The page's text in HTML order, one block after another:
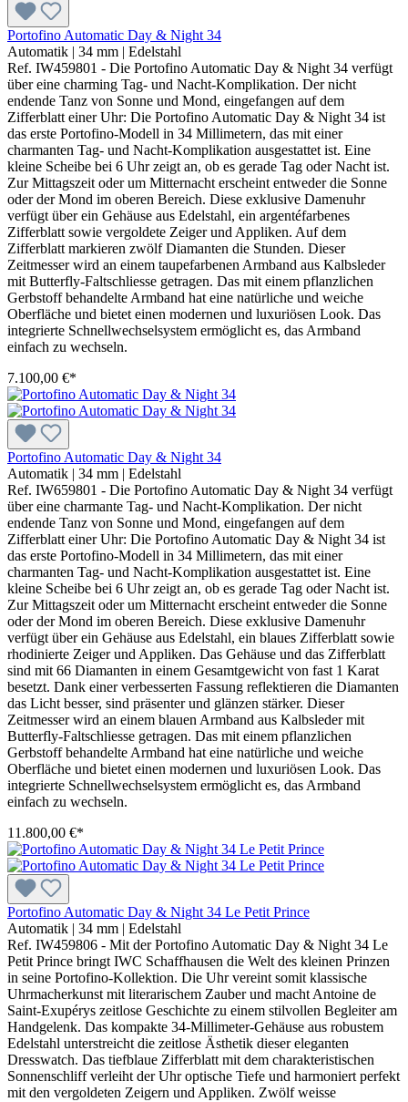
Portofino Automatic Day & Night 34
Automatik | 34 mm | Edelstahl
Ref. IW459801 - Die Portofino Automatic Day & Night 34 verfügt
über eine charming Tag- und Nacht-Komplikation. Der nicht
endende Tanz von Sonne und Mond, eingefangen auf dem
Zifferblatt einer Uhr: Die Portofino Automatic Day & Night 34 ist
das erste Portofino-Modell in 34 Millimetern, das mit einer
charmanten Tag- und Nacht-Komplikation ausgestattet ist. Eine
kleine Scheibe bei 6 Uhr zeigt an, ob es gerade Tag oder Nacht ist.
Zur Mittagszeit oder um Mitternacht erscheint entweder die Sonne
oder der Mond im oberen Bereich. Diese exklusive Damenuhr
verfügt über ein Gehäuse aus Edelstahl, ein argentéfarbenes
Zifferblatt sowie vergoldete Zeiger und Appliken. Auf dem
Zifferblatt markieren zwölf Diamanten die Stunden. Dieser
Zeitmesser wird an einem taupefarbenen Armband aus Kalbsleder
mit Butterfly-Faltschliesse getragen. Das mit einem pflanzlichen
Gerbstoff behandelte Armband hat eine natürliche und weiche
Oberfläche und bietet einen modernen und luxuriösen Look. Das
integrierte Schnellwechselsystem ermöglicht es, das Armband
einfach zu wechseln.
7.100,00 €*
Portofino Automatic Day & Night 34
Automatik | 34 mm | Edelstahl
Ref. IW659801 - Die Portofino Automatic Day & Night 34 verfügt
über eine charmante Tag- und Nacht-Komplikation. Der nicht
endende Tanz von Sonne und Mond, eingefangen auf dem
Zifferblatt einer Uhr: Die Portofino Automatic Day & Night 34 ist
das erste Portofino-Modell in 34 Millimetern, das mit einer
charmanten Tag- und Nacht-Komplikation ausgestattet ist. Eine
kleine Scheibe bei 6 Uhr zeigt an, ob es gerade Tag oder Nacht ist.
Zur Mittagszeit oder um Mitternacht erscheint entweder die Sonne
oder der Mond im oberen Bereich. Diese exklusive Damenuhr
verfügt über ein Gehäuse aus Edelstahl, ein blaues Zifferblatt sowie
rhodinierte Zeiger und Appliken. Das Gehäuse und das Zifferblatt
sind mit 66 Diamanten in einem Gesamtgewicht von fast 1 Karat
besetzt. Dank einer verbesserten Fassung reflektieren die Diamanten
das Licht besser, sind präsenter und glänzen stärker. Dieser
Zeitmesser wird an einem blauen Armband aus Kalbsleder mit
Butterfly-Faltschliesse getragen. Das mit einem pflanzlichen
Gerbstoff behandelte Armband hat eine natürliche und weiche
Oberfläche und bietet einen modernen und luxuriösen Look. Das
integrierte Schnellwechselsystem ermöglicht es, das Armband
einfach zu wechseln.
11.800,00 €*
Portofino Automatic Day & Night 34 Le Petit Prince
Automatik | 34 mm | Edelstahl
Ref. IW459806 - Mit der Portofino Automatic Day & Night 34 Le
Petit Prince bringt IWC Schaffhausen die Welt des kleinen Prinzen
in seine Portofino-Kollektion. Die Uhr vereint somit klassische
Uhrmacherkunst mit literarischem Zauber und macht Antoine de
Saint-Exupérys zeitlose Geschichte zu einem stilvollen Begleiter am
Handgelenk. Das kompakte 34-Millimeter-Gehäuse aus robustem
Edelstahl unterstreicht die zeitlose Ästhetik dieser eleganten
Dresswatch. Das tiefblaue Zifferblatt mit dem charakteristischen
Sonnenschliff verleiht der Uhr optische Tiefe und harmoniert perfekt
mit den vergoldeten Zeigern und Appliken. Zwölf weisse